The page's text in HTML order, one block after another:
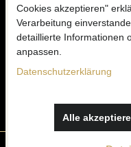
KONTAKTIEREN SIE UNS
✉ info@mooria.eu
Cookies akzeptieren"
Verarbeitung
detaillierte Informationen
anpassen.
Datenschutzerklärung
Alle